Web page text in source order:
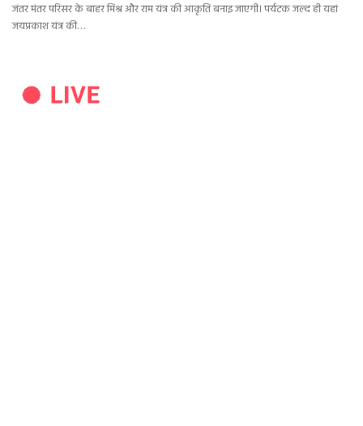
जंतर मंतर परिसर के बाहर मिश्र और राम यंत्र की आकृति बनाइ जाएगी। पर्यटक जल्द ही यहां
जयप्रकाश यंत्र की…